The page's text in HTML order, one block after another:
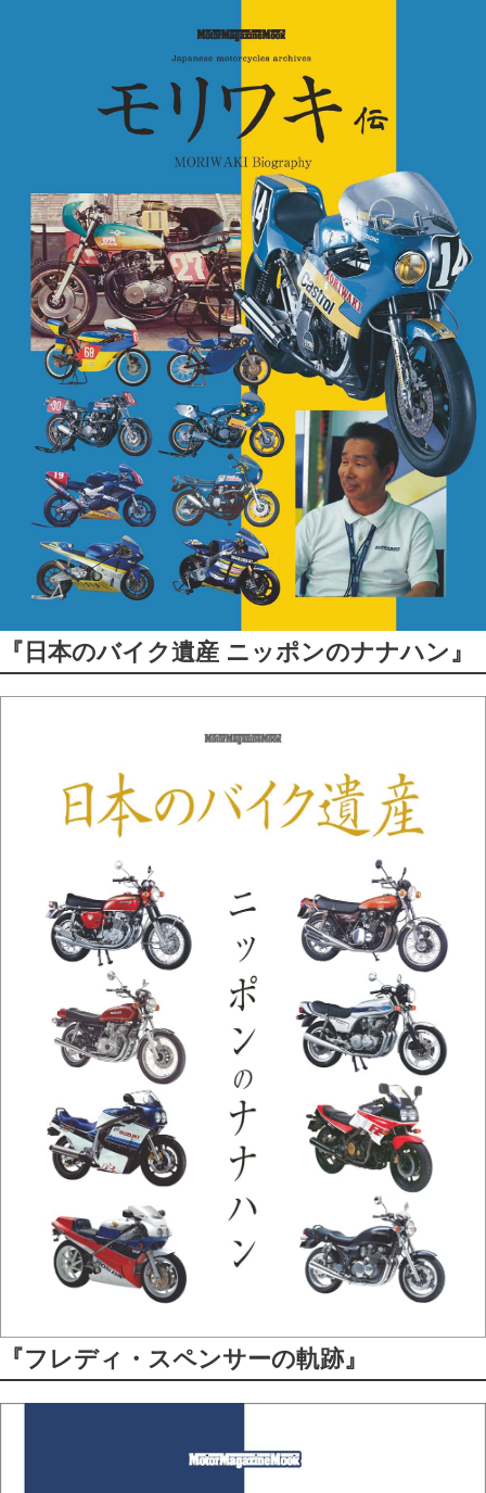
『日本のバイク遺産 ニッポンのナナハン』
『フレディ・スペンサーの軌跡』